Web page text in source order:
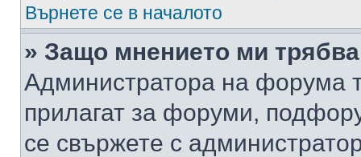
Върнете се в началото
» Защо мнението ми
Администратора на форума
прилагат за форуми,
се свържете с